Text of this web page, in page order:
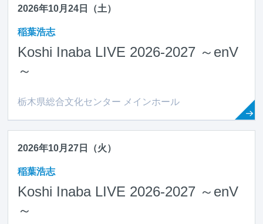
2026年10月24日（土）
稲葉浩志
Koshi Inaba LIVE 2026-2027 ～enV
～
栃木県総合文化センター メインホール
2026年10月27日（火）
稲葉浩志
Koshi Inaba LIVE 2026-2027 ～enV
～